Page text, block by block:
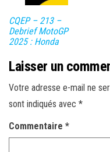
CQEP – 213 –
Debrief MotoGP
2025 : Honda
Laisser un
Votre adresse e-mail ne
sont indiqués avec *
Commentaire *